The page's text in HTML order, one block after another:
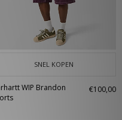
SNEL KOPEN
WIP Brandon
€100,00